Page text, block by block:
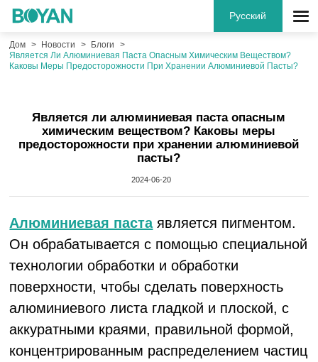
Русский
Дом Новости
Блоги
Является Ли Алюминиевая Паста Опасным Химическим Веществом?
Каковы Меры Предосторожности При Хранении Алюминиевой Пасты?
Является ли алюминиевая паста опасным
химическим веществом? Каковы меры
предосторожности при хранении алюминиевой
пасты?
2024-06-20
Алюминиевая паста является пигментом.
Он обрабатывается с помощью специальной
технологии обработки и обработки
поверхности, чтобы сделать поверхность
алюминиевого листа гладкой и плоской, с
аккуратными краями, правильной формой,
концентрированным распределением частиц